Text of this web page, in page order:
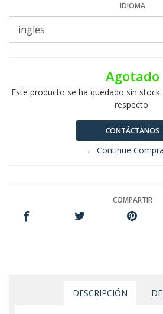
IDIOMA
Agotado
Este producto se ha quedado sin
respecto.
CONTÁCTANOS
← Continue
COMPARTIR
DESCRIPCIÓN